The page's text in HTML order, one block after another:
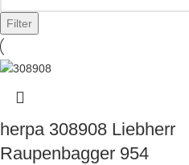
Filter
herpa 308908 Liebherr
Raupenbagger 954